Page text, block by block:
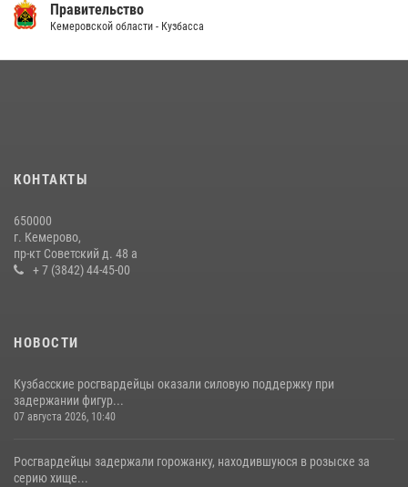
14 июля 2026, 08:52 1
20 июля 2026, 08:52
гипермаркета товары на 13 тысяч рублей (ВИДЕО)
16 июля 2026, 06:43
Правительство
Кемеровской области - Кузбасса
КОНТАКТЫ
650000
г. Кемерово,
пр-кт Советский д. 48 а
+ 7 (3842) 44-45-00
НОВОСТИ
Кузбасские росгвардейцы оказали силовую поддержку при
задержании фигур...
07 августа 2026, 10:40
Росгвардейцы задержали горожанку, находившуюся в розыске за
серию хище...